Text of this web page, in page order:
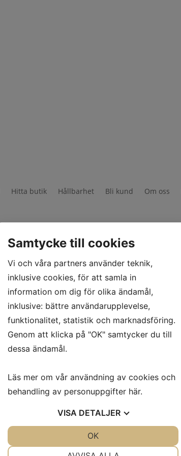
Hitta butik Hållbarhet Bli kund Om oss
Samtycke till cookies
Vi och våra partners använder teknik,
inklusive cookies, för att samla in
information om dig för olika ändamål,
inklusive: bättre användarupplevelse,
funktionalitet, statistik och marknadsföring.
Genom att klicka på "OK" samtycker du till
dessa ändamål.
Läs mer om vår användning av cookies och
behandling av personuppgifter här.
VISA DETALJER
OK